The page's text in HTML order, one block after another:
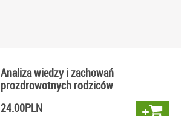
Analiza wiedzy i zachowań
prozdrowotnych rodziców
24.00PLN